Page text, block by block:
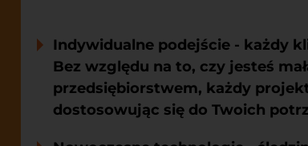
Indywidualne podejście - każdy
Bez względu na to, czy jesteś
przedsiębiorstwem, każdy
dostosowując się do Twoich